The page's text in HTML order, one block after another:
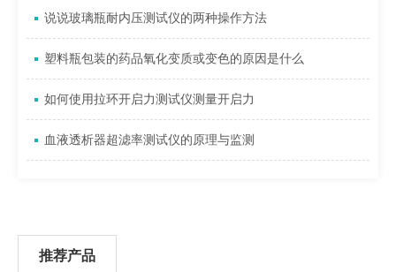
说说玻璃瓶耐内压测试仪的两种操作方法
塑料瓶包装的药品氧化变质或变色的原因是什么
如何使用拉环开启力测试仪测量开启力
血液透析器超滤率测试仪的原理与监测
推荐产品